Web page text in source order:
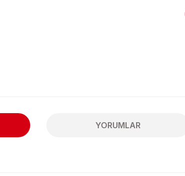
YORUMLAR